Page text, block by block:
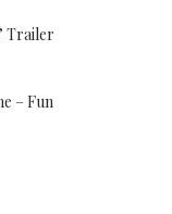
Trailer
– Fun